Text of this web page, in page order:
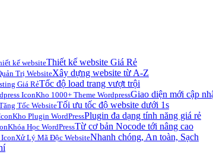
kế websiteThiết kế website Giá Rẻ
Trị WebsiteXây dựng website từ A-Z
Giá RẻTốc độ load trang vượt trội
Kho 1000+ Theme WordpressGiao diện mới cập
Tốc WebsiteTối ưu tốc độ website dưới 1s
Kho Plugin WordPressPlugin đa dạng tính năng giá rẻ
Khóa Học WordPressTừ cơ bản Nocode tới nâng cao
Xử Lý Mã Độc WebsiteNhanh chóng, An toàn, Sạch